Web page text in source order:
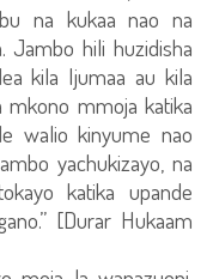
na kukaa nao na
Jambo hili huzidisha
kila Ijumaa au kila
mmoja katika
walio kinyume nao
yachukizayo, na
katika upande
[Durar Hukaam